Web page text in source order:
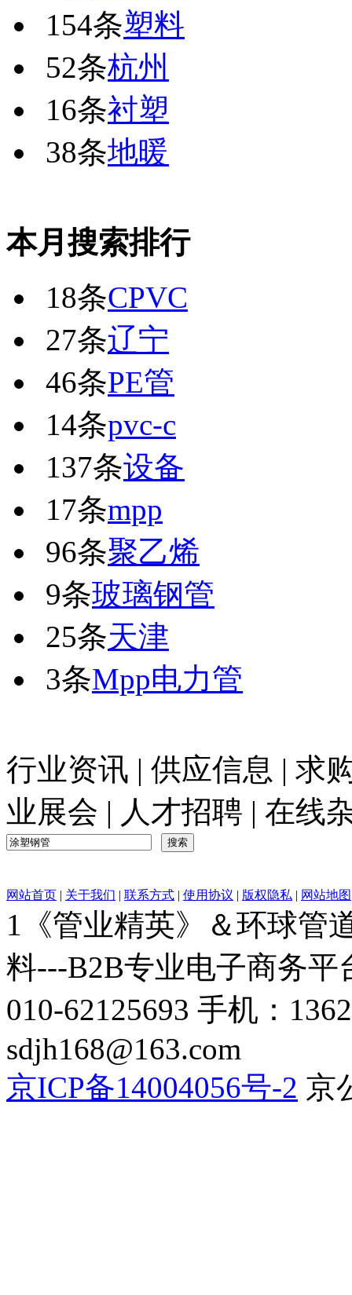
154条塑料
52条杭州
16条衬塑
38条地暖
本月搜索排行
18条CPVC
27条辽宁
46条PE管
14条pvc-c
137条设备
17条mpp
96条聚乙烯
9条玻璃钢管
25条天津
3条Mpp电力管
行业资讯 | 供应信息 | 求
业展会 | 人才招聘 | 在线
网站首页 | 关于我们 | 联系方式 | 使用协议 | 版权隐私 | 网站地图
1《管业精英》＆环球管
料---B2B专业电子商务平
010-62125693 手机：
sdjh168@163.com
京ICP备14004056号-2 京